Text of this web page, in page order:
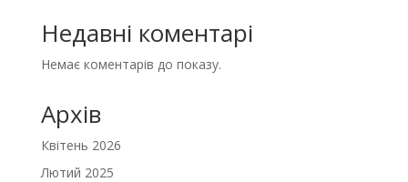
Недавні коментарі
Немає коментарів до показу.
Архів
Квітень 2026
Лютий 2025